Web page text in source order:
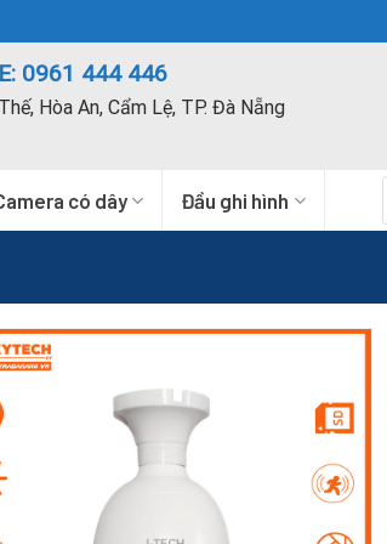
0961 444 446
Hòa An, Cẩm Lệ, TP. Đà Nẵng
có dây Đầu ghi hình